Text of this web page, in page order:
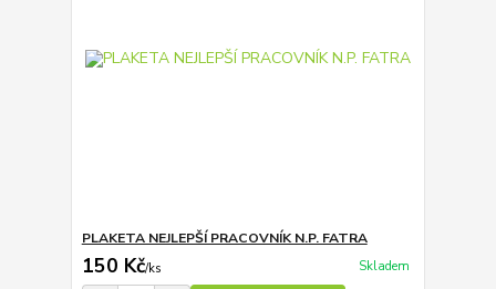
PLAKETA NEJLEPŠÍ PRACOVNÍK N.P. FATRA
150 Kč/ks Skladem